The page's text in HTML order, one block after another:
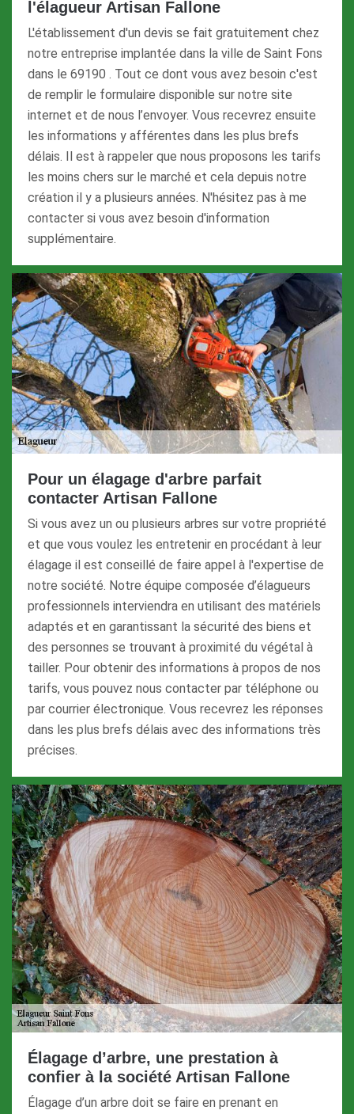
l'élagueur Artisan Fallone
L'établissement d'un devis se fait gratuitement chez
notre entreprise implantée dans la ville de Saint Fons
dans le 69190 . Tout ce dont vous avez besoin c'est
de remplir le formulaire disponible sur notre site
internet et de nous l’envoyer. Vous recevrez ensuite
les informations y afférentes dans les plus brefs
délais. Il est à rappeler que nous proposons les tarifs
les moins chers sur le marché et cela depuis notre
création il y a plusieurs années. N'hésitez pas à me
contacter si vous avez besoin d'information
supplémentaire.
Pour un élagage d'arbre parfait
contacter Artisan Fallone
Si vous avez un ou plusieurs arbres sur votre propriété
et que vous voulez les entretenir en procédant à leur
élagage il est conseillé de faire appel à l'expertise de
notre société. Notre équipe composée d’élagueurs
professionnels interviendra en utilisant des matériels
adaptés et en garantissant la sécurité des biens et
des personnes se trouvant à proximité du végétal à
tailler. Pour obtenir des informations à propos de nos
tarifs, vous pouvez nous contacter par téléphone ou
par courrier électronique. Vous recevrez les réponses
dans les plus brefs délais avec des informations très
précises.
Élagage d’arbre, une prestation à
confier à la société Artisan Fallone
Élagage d’un arbre doit se faire en prenant en